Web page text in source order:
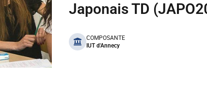
Japonais TD
benefits
COMPOSANTE
IUT d'Annecy